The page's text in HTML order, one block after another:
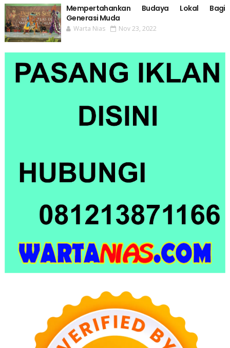
Mempertahankan Budaya Lokal Bagi
Generasi Muda
Warta Nias Nov 23, 2022